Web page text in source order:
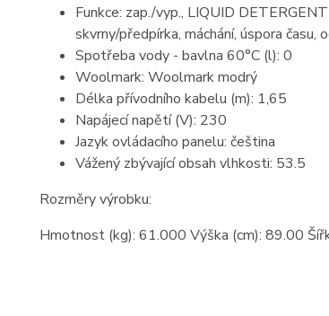
Funkce: zap./vyp., LIQUID
skvrny/předpírka, máchání, úspora času,
Spotřeba vody - bavlna 60°C (l): 0
Woolmark: Woolmark modrý
Délka přívodního kabelu (m): 1,65
Napájecí napětí (V): 230
Jazyk ovládacího panelu: čeština
Vážený zbývající obsah vlhkosti: 53.5
Rozměry výrobku:
Hmotnost (kg): 61.000 Výška (cm): 89.00